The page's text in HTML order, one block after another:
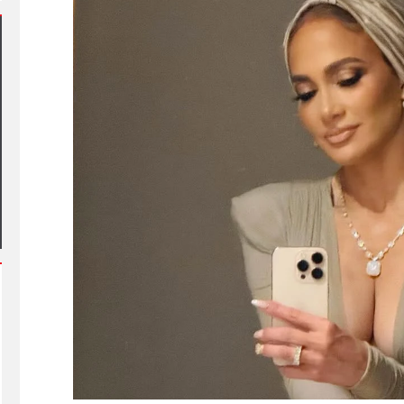
يشهد أول مشاركة
في فعاليات شارع الفن
وبورفؤاد في عطلة أسبوعية